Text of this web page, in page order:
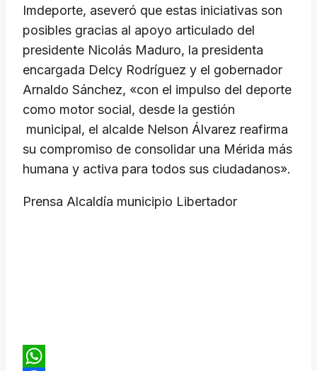
Imdeporte, aseveró que estas iniciativas son
posibles gracias al apoyo articulado del
presidente Nicolás Maduro, la presidenta
encargada Delcy Rodríguez y el gobernador
Arnaldo Sánchez, «con el impulso del deporte
como motor social, desde la gestión
municipal, el alcalde Nelson Álvarez reafirma
su compromiso de consolidar una Mérida más
humana y activa para todos sus ciudadanos».
Prensa Alcaldía municipio Libertador